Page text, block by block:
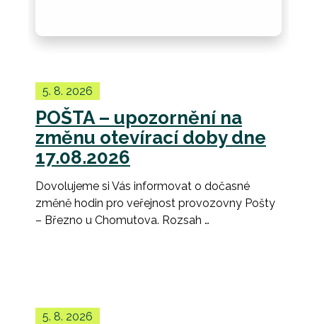
5. 8. 2026
POŠTA – upozornění na
změnu otevírací doby dne
17.08.2026
Dovolujeme si Vás informovat o dočasné
změně hodin pro veřejnost provozovny Pošty
– Březno u Chomutova. Rozsah …
5. 8. 2026